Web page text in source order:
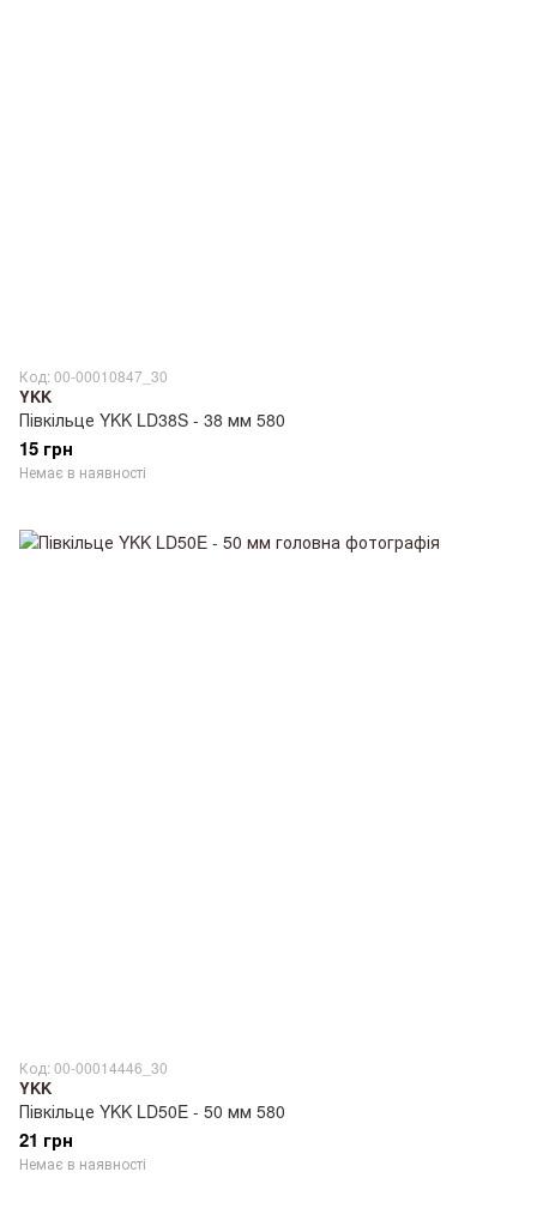
Код: 00-00010847_30
YKK
Півкільце YKK LD38S - 38 мм 580
15 грн
Немає в наявності
Код: 00-00014446_30
YKK
Півкільце YKK LD50E - 50 мм 580
21 грн
Немає в наявності